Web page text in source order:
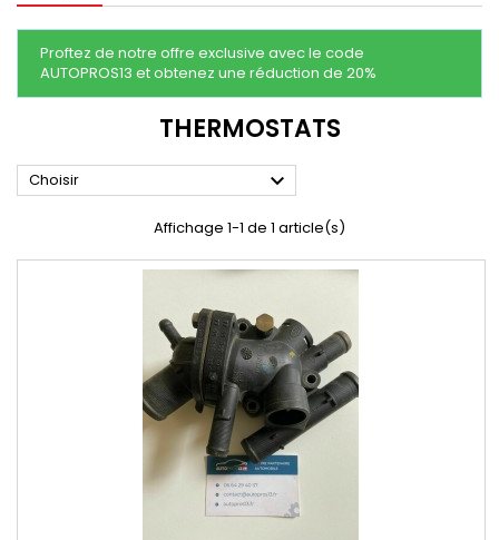
Proftez de notre offre exclusive avec le code
AUTOPROS13 et obtenez une réduction de 20%
THERMOSTATS
Choisir 
Affichage 1-1 de 1 article(s)